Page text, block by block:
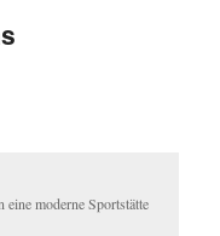
moderne Sportstätte